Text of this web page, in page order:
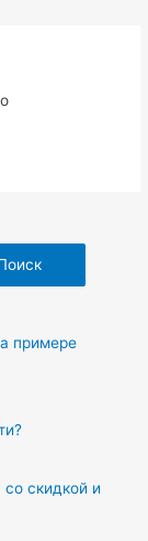
примере
скидкой и